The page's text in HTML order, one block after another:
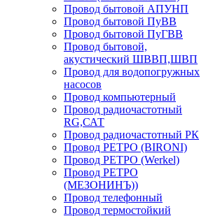
Провод бытовой АПУНП
Провод бытовой ПуВВ
Провод бытовой ПуГВВ
Провод бытовой,
акустический ШВВП,ШВП
Провод для водопогружных
насосов
Провод компьютерный
Провод радиочастотный
RG,САТ
Провод радиочастотный РК
Провод РЕТРО (BIRONI)
Провод РЕТРО (Werkel)
Провод РЕТРО
(МЕЗОНИНЪ))
Провод телефонный
Провод термостойкий